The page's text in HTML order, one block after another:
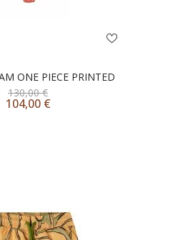
ONE PIECE PRINTED
130,00€
104,00 €